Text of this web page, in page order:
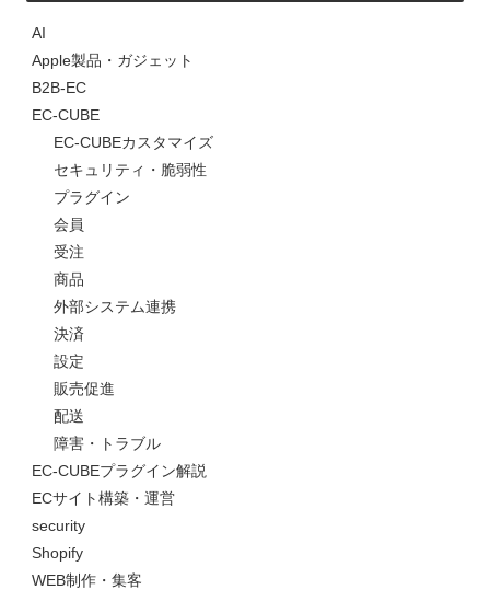
AI
Apple製品・ガジェット
B2B-EC
EC-CUBE
EC-CUBEカスタマイズ
セキュリティ・脆弱性
プラグイン
会員
受注
商品
外部システム連携
決済
設定
販売促進
配送
障害・トラブル
EC-CUBEプラグイン解説
ECサイト構築・運営
security
Shopify
WEB制作・集客